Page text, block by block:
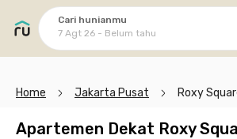
Cari hunianmu
7 Agt 26 - Belum tahu
Home Jakarta Pusat Roxy
Apartemen Dekat Roxy